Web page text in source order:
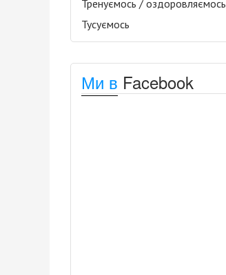
Тренуємось / оздоровляємось
Тусуємось
Ми в Facebook